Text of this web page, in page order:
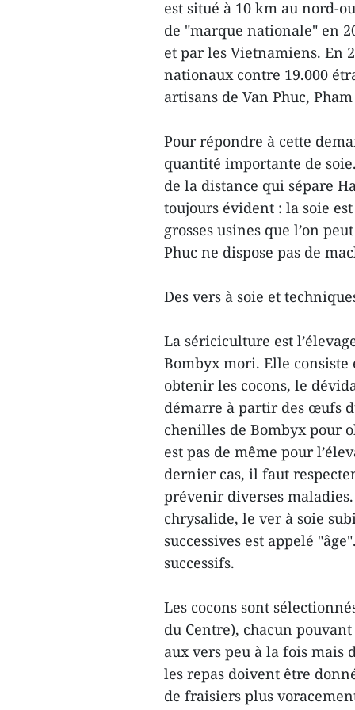
est situé à 10 km au nord-
de "marque nationale" en
et par les Vietnamiens. En
nationaux contre 19.000
artisans de Van Phuc,
Pour répondre à cette
quantité importante de
de la distance qui sépare
toujours évident : la soie
grosses usines que l’on
Phuc ne dispose pas de
Des vers à soie et
La sériciculture est
Bombyx mori. Elle consiste
obtenir les cocons, le
démarre à partir des œufs
chenilles de Bombyx pour
est pas de même pour
dernier cas, il faut
prévenir diverses
chrysalide, le ver à soie
successives est appelé
successifs.
Les cocons sont
du Centre), chacun
aux vers peu à la fois mais
les repas doivent être
de fraisiers plus